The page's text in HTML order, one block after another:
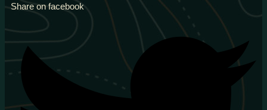
Share on facebook